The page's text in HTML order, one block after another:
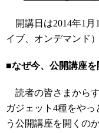
開講日は2014年1月
イブ、オンデマンド
■なぜ今、公開講座を
読者の皆さまから
ガジェット4種をや
う公開講座を開くの